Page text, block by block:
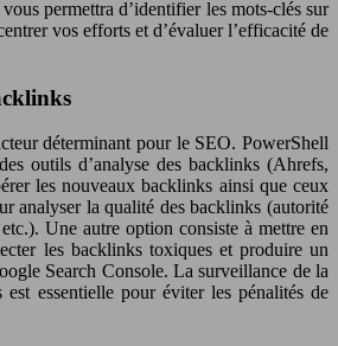
permettra d’identifier les mots-clés sur
vos efforts et d’évaluer l’efficacité de
déterminant pour le SEO. PowerShell
outils d’analyse des backlinks (Ahrefs,
les nouveaux backlinks ainsi que ceux
analyser la qualité des backlinks (autorité
Une autre option consiste à mettre en
les backlinks toxiques et produire un
Search Console. La surveillance de la
essentielle pour éviter les pénalités de